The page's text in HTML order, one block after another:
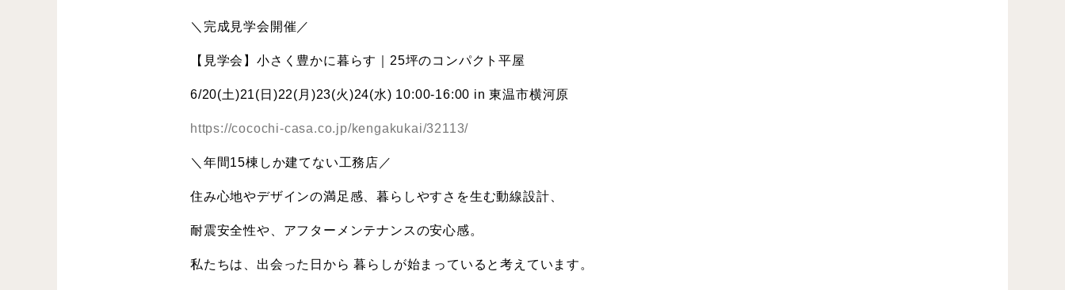
＼完成見学会開催 ／
【見学会】小さく豊かに暮らす｜25坪のコンパクト平屋
6/20(土)21(日)22(月)23(火)24(水) 10:00-16:00 in 東温市横河原
https://cocochi-casa.co.jp/kengakukai/32113/
＼年間15棟しか建てない工務店／
住み心地やデザインの満足感、暮らしやすさを生む動線設計、
耐震安全性や、アフターメンテナンスの安心感。
私たちは、出会った日から 暮らしが始まっていると考えています。